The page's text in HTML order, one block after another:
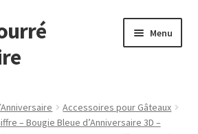
Menu
Accessoires pour Gâteaux
– Bougie Bleue d’Anniversaire 3D –